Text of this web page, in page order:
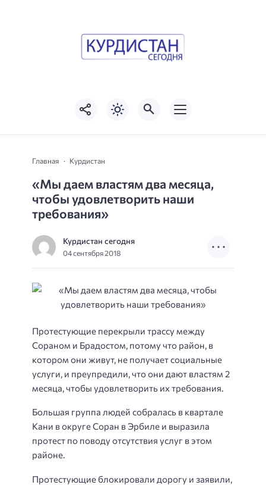
Главная Курдистан
«Мы даем властям два месяца,
чтобы удовлетворить наши
требования»
Курдистан сегодня
04 сентября 2018
Протестующие перекрыли трассу между
Сораном и Брадостом, потому что район, в
котором они живут, не получает социальные
услуги, и преупредили, что они дают властям 2
месяца, чтобы удовлетворить их требования.
Большая группа людей собралась в квартале
Кани в округе Соран в Эрбиле и выразила
протест по поводу отсутствия услуг в этом
районе.
Протестующие блокировали дорогу и заявили,